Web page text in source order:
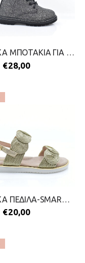
ΠΑΙΔΙΚΑ ΜΠΟΤΑΚΙΑ ΓΙΑ ΚΟΡΙΤΣΙΑ-SMART KIDS-2211-0135-ΜΑΥΡΟ
€28,00
ΠΑΙΔΙΚΑ ΠΕΔΙΛΑ-SMART KIDS-2199-0159-ΧΡΥΣΟ
€20,00